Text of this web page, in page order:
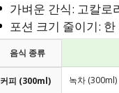
가벼운 간식: 고칼로
포션 크기 줄이기:
음식 종류
커피 (300ml) 녹차 (300ml)